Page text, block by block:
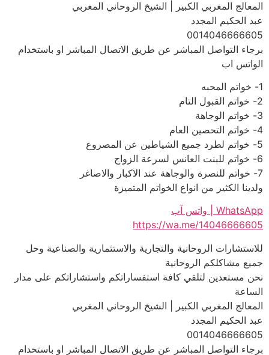
المعالج المغربي الكبير | الشيخ الروحاني المغربي
عبد الحكيم المجدد
0014046666605
برجاء التواصل المباشر عن طريق الاتصال المباشر او باستخدام
الواتس اب
1- خواتم المحبه
2- خواتم القبول التام
3- خواتم الوجاهة
4- خواتم التحصين العام
5- خواتم لطرد جميع الشياطين عن المصروع
6- خواتم للبنت العانس لسرعة الزواج
7- خواتم للنصرة والوجاهة عند الاكبار والاصاغر
ولدينا الكثير من انواع الخواتم المتميزة
WhatsApp | واتس آب
https://wa.me/14046666605
للاستشارات الروحانية والتجارية والاستثمارية والصناعية وحل
جميع مشاكلكم الروحانية
نحن مستعدين لتلقي كافة استفساراتكم واستشاراتكم على مدار
الساعة
المعالج المغربي الكبير | الشيخ الروحاني المغربي
عبد الحكيم المجدد
0014046666605
برجاء التواصل المباشر عن طريق الاتصال المباشر او باستخدام